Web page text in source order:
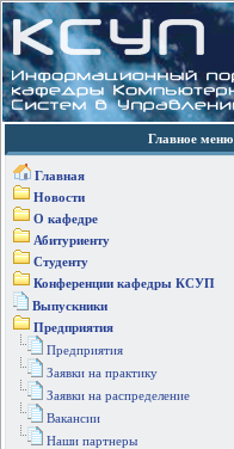
Главное меню
Главная
Новости
О кафедре
Абитуриенту
Студенту
Конференции кафедры КСУП
Выпускники
Предприятия
Предприятия
Заявки на практику
Заявки на распределение
Вакансии
Наши партнеры